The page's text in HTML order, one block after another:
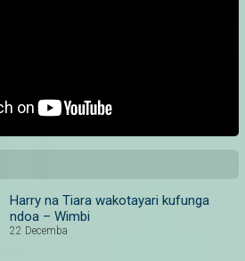
Harry na Tiara wakotayari kufunga
ndoa – Wimbi
22 Decemba